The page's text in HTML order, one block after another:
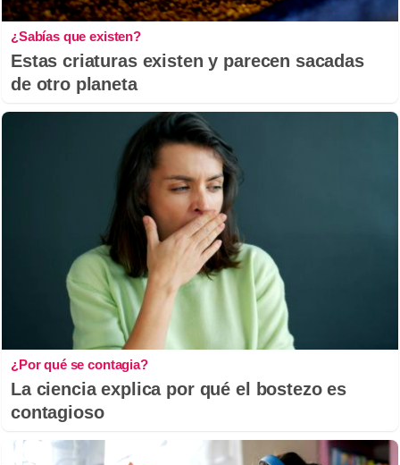
¿Sabías que existen?
Estas criaturas existen y parecen sacadas
de otro planeta
¿Por qué se contagia?
La ciencia explica por qué el bostezo es
contagioso